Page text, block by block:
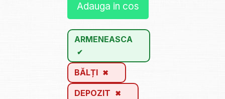
Adauga in cos
ARMENEASCA
BĂLȚI
DEPOZIT